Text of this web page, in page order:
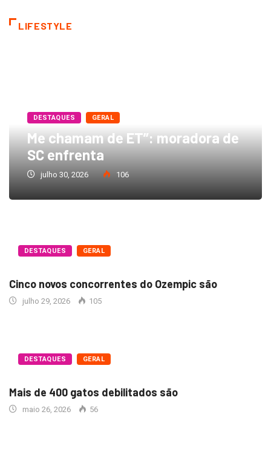
LIFESTYLE
DESTAQUES GERAL
Me chamam de ET”: moradora de
SC enfrenta
julho 30, 2026 106
DESTAQUES GERAL
Cinco novos concorrentes do Ozempic são
julho 29, 2026 105
DESTAQUES GERAL
Mais de 400 gatos debilitados são
maio 26, 2026 56